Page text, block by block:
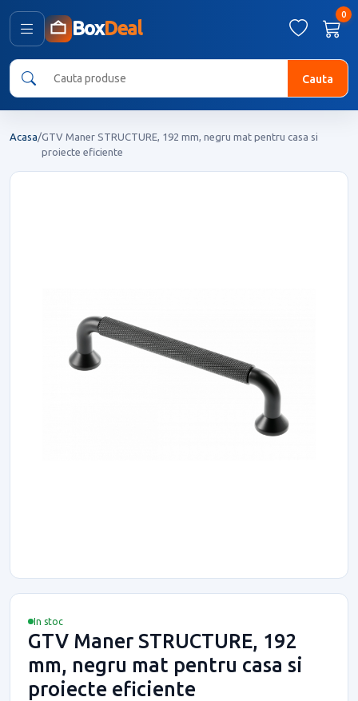
BoxDeal
0
Cauta
Acasa/GTV Maner STRUCTURE, 192 mm, negru mat pentru casa si
proiecte eficiente
In stoc
GTV Maner STRUCTURE, 192
mm, negru mat pentru casa si
proiecte eficiente